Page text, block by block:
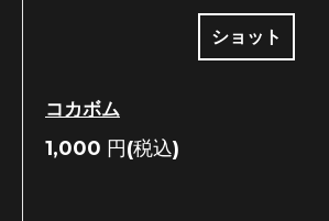
ショット
コカボム
1,000 円(税込)